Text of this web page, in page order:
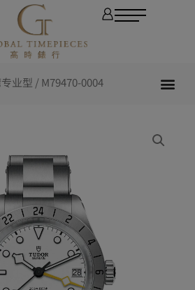
业型 / M79470-0004